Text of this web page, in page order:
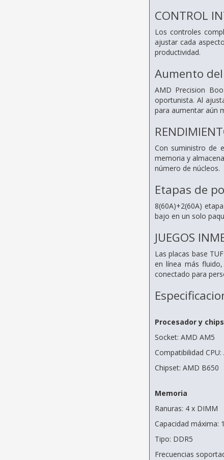
CONTROL
Los controles
ajustar cada
productividad.
Aumento
AMD Precision
oportunista. Al
para aumentar aún
Con suministro de
memoria y
número de núcleos.
Etapas de
8(60A)+2(60A)
bajo en un solo
JUEGOS
Las placas base
en línea más
conectado para
Procesador y
Socket: AMD AM5
Compatibilidad
Chipset: AMD B650
Memoria
Ranuras: 4 x DIMM
Capacidad máxima:
Tipo: DDR5
Frecuencias